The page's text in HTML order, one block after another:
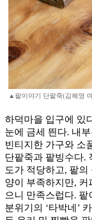
▲팥이야기 단팥죽(김혜영
하덕마을 입구에 있
눈에 금세 띈다. 내
빈티지한 가구와 소
단팥죽과 팥빙수다.
도가 적당하고, 팥
양이 부족하지만, 커
으니 만족스럽다.
분위기의 ‘타박네’